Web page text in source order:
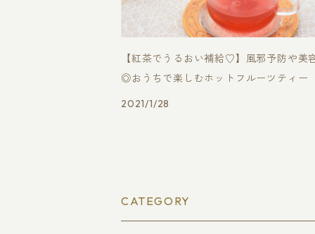
【紅茶でうるおい補給♡】風邪予防や美
◎おうちで楽しむホットフルーツティー
2021/1/28
CATEGORY